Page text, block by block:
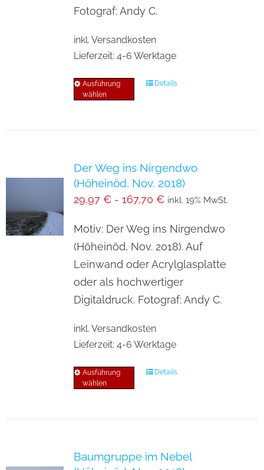
gewählt
Fotograf: Andy C.
inkl. Versandkosten
Lieferzeit: 4-6 Werktage
Ausführung
wählen
Dieses
auf.
können
auf
der
Produktseite
gewählt
Details
Der Weg ins Nirgendwo
(Höheinöd, Nov. 2018)
29,97 €- 167,70 € inkl. 19% MwSt.
Motiv: Der Weg ins Nirgendwo
(Höheinöd, Nov. 2018). Auf
Leinwand oder Acrylglasplatte
oder als hochwertiger
Digitaldruck. Fotograf: Andy C.
inkl. Versandkosten
Lieferzeit: 4-6 Werktage
Ausführung
wählen
Dieses
auf.
Details
Baumgruppe im Nebel